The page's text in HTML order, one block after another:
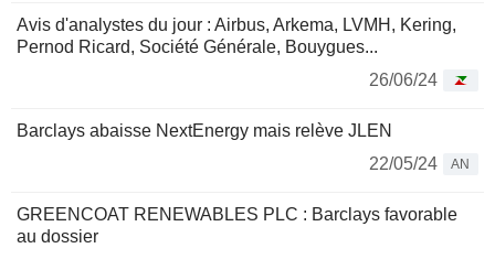
Avis d'analystes du jour : Airbus, Arkema, LVMH, Kering,
Pernod Ricard, Société Générale, Bouygues...
26/06/24
Barclays abaisse NextEnergy mais relève JLEN
22/05/24
AN
GREENCOAT RENEWABLES PLC : Barclays favorable
au dossier